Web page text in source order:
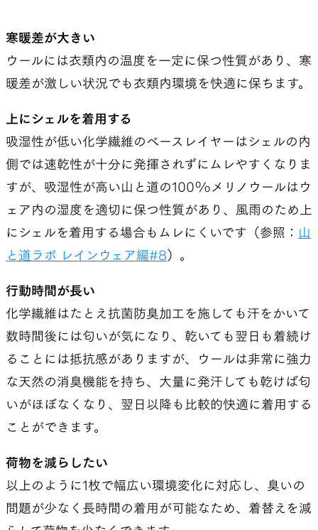
寒暖差が大きい
ウールには衣類内の温度を一定に保つ性質があり、寒
暖差が激しい状況でも衣類内環境を快適に保ちます。
上にシェルを着用する
吸湿性が低い化学繊維のベースレイヤーはシェルの内
側では速乾性が十分に発揮されずにムレやすくなりま
すが、吸湿性が高い山と道の100%メリノウールはウ
ェア内の湿度を適切に保つ性質があり、風雨のため上
にシェルを着用する場合もムレにくいです（参照： 山
と道ラボ レインウェア編#8 ）。
行動時間が長い
化学繊維はたとえ抗菌防臭加工を施しても汗をかいて
数時間後には匂いが気になり、乾いても翌日も着続け
ることには抵抗感がありますが、ウールは非常に強力
な天然の消臭機能を持ち、大量に発汗しても乾けば匂
いがほぼなくなり、翌日以降も比較的快適に着用する
ことができます。
荷物を減らしたい
以上のように1枚で幅広い環境変化に対応し、臭いの
問題が少なく長時間の着用が可能なため、着替えを減